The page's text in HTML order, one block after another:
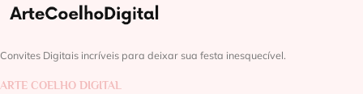
Convites Digitais incríveis para deixar sua festa inesquecível.
ARTE COELHO DIGITAL